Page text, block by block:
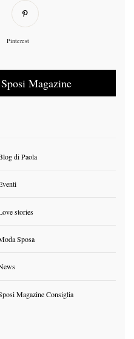
Pinterest
Magazine
di Paola
stories
Sposa
Magazine Consiglia